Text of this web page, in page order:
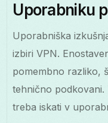
Uporabniku
Uporabniška
izbiri VPN.
pomembno razliko,
tehnično podkovani.
treba iskati v